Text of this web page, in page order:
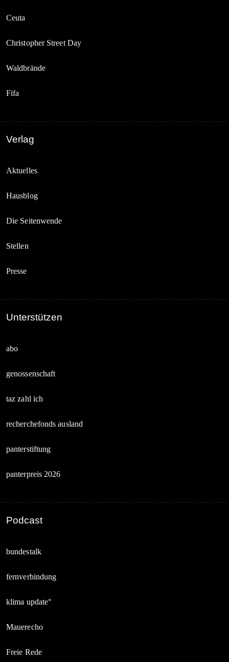
Ceuta
Christopher Street Day
Waldbrände
Fifa
Verlag
Aktuelles
Hausblog
Die Seitenwende
Stellen
Presse
Unterstützen
abo
genossenschaft
taz zahl ich
recherchefonds ausland
panterstiftung
panterpreis 2026
Podcast
bundestalk
fernverbindung
klima update°
Mauerecho
Freie Rede